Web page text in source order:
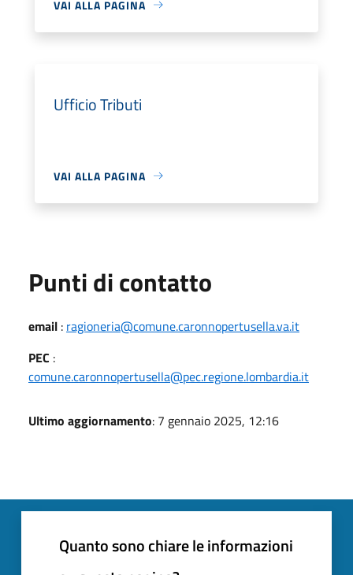
VAI ALLA PAGINA
Ufficio Tributi
VAI ALLA PAGINA
Punti di contatto
email : ragioneria@comune.caronnopertusella.va.it
PEC :
comune.caronnopertusella@pec.regione.lombardia.it
Ultimo aggiornamento: 7 gennaio 2025, 12:16
Quanto sono chiare le informazioni